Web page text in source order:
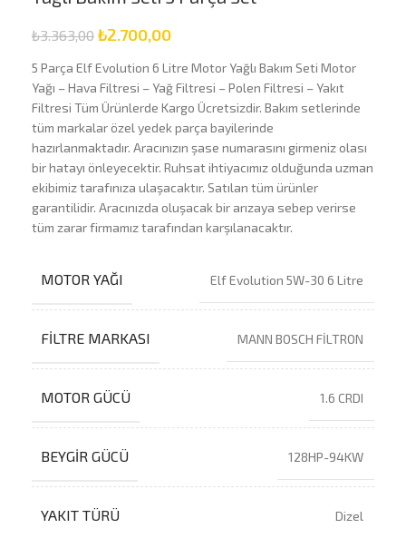
₺3.363,00 ₺2.700,00
5 Parça Elf Evolution 6 Litre Motor Yağlı Bakım Seti Motor
Yağı – Hava Filtresi – Yağ Filtresi – Polen Filtresi – Yakıt
Filtresi Tüm Ürünlerde Kargo Ücretsizdir. Bakım setlerinde
tüm markalar özel yedek parça bayilerinde
hazırlanmaktadır. Aracınızın şase numarasını girmeniz olası
bir hatayı önleyecektir. Ruhsat ihtiyacımız olduğunda uzman
ekibimiz tarafınıza ulaşacaktır. Satılan tüm ürünler
garantilidir. Aracınızda oluşacak bir arızaya sebep verirse
tüm zarar firmamız tarafından karşılanacaktır.
MOTOR YAĞI Elf Evolution 5W-30 6 Litre
FILTRE MARKASI MANN BOSCH FİLTRON
MOTOR GÜCÜ 1.6 CRDI
BEYGIR GÜCÜ 128HP-94KW
YAKIT TÜRÜ Dizel